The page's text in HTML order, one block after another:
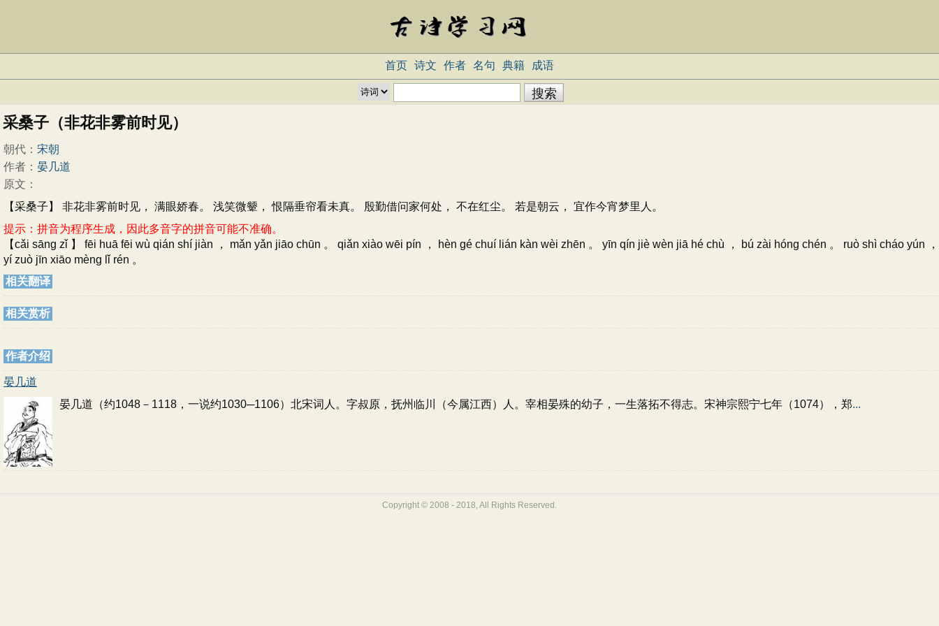
首页 诗文 作者 名句 典籍 成语
采桑子（非花非雾前时见）
朝代： 宋朝
作者： 晏几道
原文：
【采桑子】 非花非雾前时见， 满眼娇春。 浅笑微颦， 恨隔垂帘看未真。 殷勤借问家何处， 不在红尘。 若是朝云， 宜作今宵梦里人。
提示：拼音为程序生成，因此多音字的拼音可能不准确。
【cǎi sāng zǐ 】 fēi huā fēi wù qián shí jiàn ， mǎn yǎn jiāo chūn 。 qiǎn xiào wēi pín ， hèn gé chuí lián kàn wèi zhēn 。 yīn qín jiè wèn jiā hé chù ， bú zài hóng chén 。 ruò shì cháo yún ，
yí zuò jīn xiāo mèng lǐ rén 。
相关翻译
相关赏析
作者介绍
晏几道
晏几道（约1048－1118，一说约1030─1106）北宋词人。字叔原，抚州临川（今属江西）人。宰相晏殊的幼子，一生落拓不得志。宋神宗熙宁七年（1074），郑...
Copyright © 2008 - 2018, All Rights Reserved.